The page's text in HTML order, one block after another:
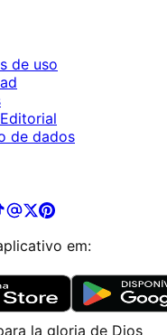
de uso
de dados
em:
la gloria de Dios